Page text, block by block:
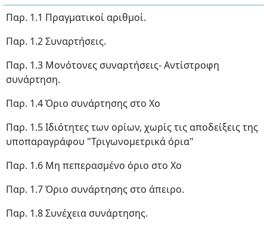
Παρ. 1.1 Πραγματικοί αριθμοί.
Παρ. 1.2 Συναρτήσεις.
Παρ. 1.3 Μονότονες συναρτήσεις- Αντίστροφη
συνάρτηση.
Παρ. 1.4 Όριο συνάρτησης στο Χο
Παρ. 1.5 Ιδιότητες των ορίων, χωρίς τις αποδείξεις της
υποπαραγράφου "Τριγωνομετρικά όρια"
Παρ. 1.6 Μη πεπερασμένο όριο στο Χο
Παρ. 1.7 Όριο συνάρτησης στο άπειρο.
Παρ. 1.8 Συνέχεια συνάρτησης.